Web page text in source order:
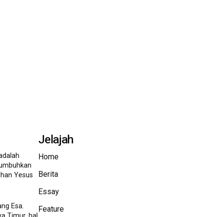
Yesus
Esa.
Jelajah
Home
Berita
Essay
Feature